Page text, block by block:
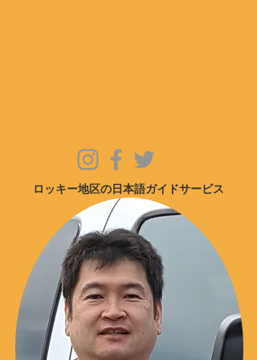
ロッキー地区の日本語ガイドサービス